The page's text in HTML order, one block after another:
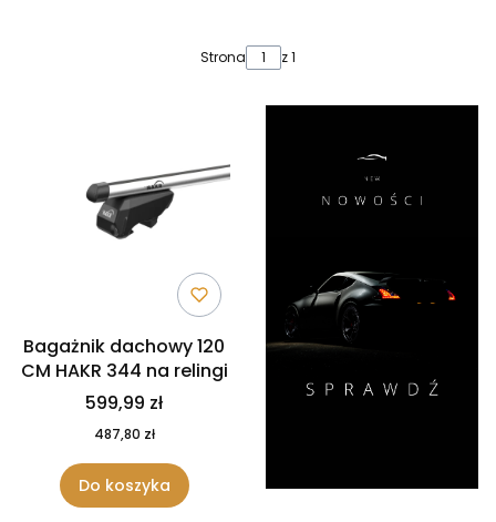
Strona z 1
Bagażnik dachowy 120
CM HAKR 344 na relingi
599,99 zł
487,80 zł
Do koszyka